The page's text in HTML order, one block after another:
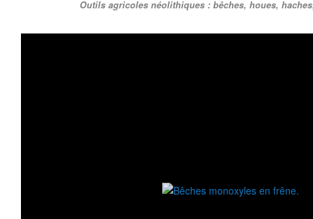
Outils agricoles néolithiques : bêches, houes,